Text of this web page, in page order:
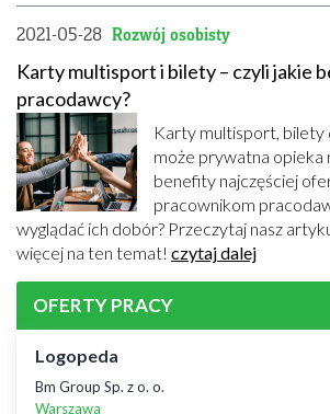
2021-05-28 Rozwój osobisty
Karty multisport i bilety – czyli jakie
pracodawcy?
Karty multisport, bilety
może prywatna opieka
benefity najczęściej
pracownikom
wyglądać ich dobór? Przeczytaj nasz
więcej na ten temat! czytaj dalej
OFERTY PRACY
Logopeda
Bm Group Sp. z o. o.
Warszawa